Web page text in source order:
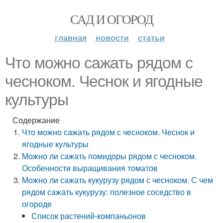
САД И ОГОРОД
главная новости статьи
Что можно сажать рядом с
чесноком. Чеснок и ягодные
культуры
Содержание
Что можно сажать рядом с чесноком. Чеснок и
ягодные культуры
Можно ли сажать помидоры рядом с чесноком.
Особенности выращивания томатов
Можно ли сажать кукурузу рядом с чесноком. С чем
рядом сажать кукурузу: полезное соседство в
огороде
Список растений-компаньонов